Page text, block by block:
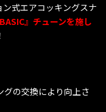
式エアコッキングスナ
』チューンを施し
の交換により向上さ